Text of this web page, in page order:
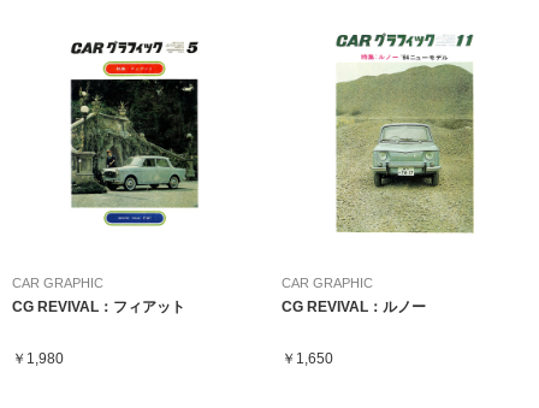
CAR GRAPHIC
CG REVIVAL：フィアット
￥1,980
CAR GRAPHIC
CG REVIVAL：ルノー
￥1,650